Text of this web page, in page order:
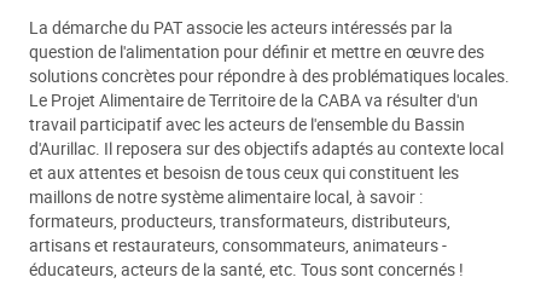
La démarche du PAT associe les acteurs intéressés par la
question de l'alimentation pour définir et mettre en œuvre des
solutions concrètes pour répondre à des problématiques locales.
Le Projet Alimentaire de Territoire de la CABA va résulter d'un
travail participatif avec les acteurs de l'ensemble du Bassin
d'Aurillac. Il reposera sur des objectifs adaptés au contexte local
et aux attentes et besoisn de tous ceux qui constituent les
maillons de notre système alimentaire local, à savoir :
formateurs, producteurs, transformateurs, distributeurs,
artisans et restaurateurs, consommateurs, animateurs -
éducateurs, acteurs de la santé, etc. Tous sont concernés !